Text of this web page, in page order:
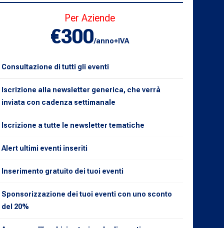
Per Aziende
€300/anno+IVA
Consultazione di tutti gli eventi
Iscrizione alla newsletter generica, che verrà
inviata con cadenza settimanale
Iscrizione a tutte le newsletter tematiche
Alert ultimi eventi inseriti
Inserimento gratuito dei tuoi eventi
Sponsorizzazione dei tuoi eventi con uno sconto
del 20%